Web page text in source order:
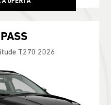
A OFERTA
T270 2026